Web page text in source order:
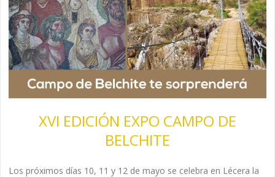
XVI EDICIÓN EXPO CAMPO DE
BELCHITE
Los próximos días 10, 11 y 12 de mayo se celebra en Lécera la